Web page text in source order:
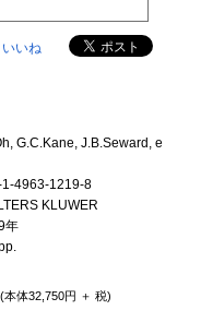
いいね
G.C.Kane, J.B.Seward, e
1-4963-1219-8
KLUWER
年
(本体32,750円 ＋ 税)